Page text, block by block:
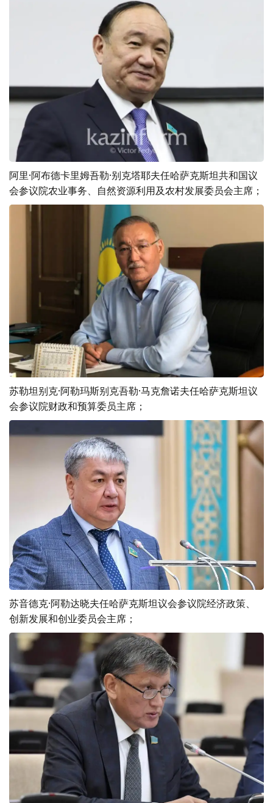
阿里·阿布德卡里姆吾勒·别克塔耶夫任哈萨克斯坦共和国议
会参议院农业事务、自然资源利用及农村发展委员会主席；
苏勒坦别克·阿勒玛斯别克吾勒·马克詹诺夫任哈萨克斯坦议
会参议院财政和预算委员主席；
苏音德克·阿勒达晓夫任哈萨克斯坦议会参议院经济政策、
创新发展和创业委员会主席；